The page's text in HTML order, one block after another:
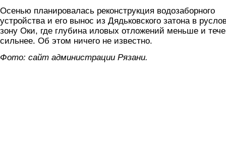
Осенью планировалась реконструкция водозаборного
устройства и его вынос из Дядьковского затона в
зону Оки, где глубина иловых отложений меньше и
сильнее. Об этом ничего не известно.
Фото: сайт администрации Рязани.